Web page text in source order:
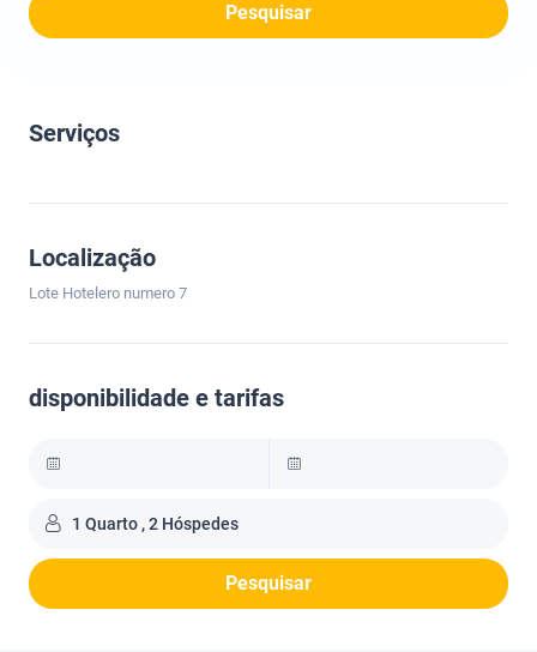
Pesquisar
Serviços
Localização
Lote Hotelero numero 7
disponibilidade e tarifas
1 Quarto , 2 Hóspedes
Pesquisar